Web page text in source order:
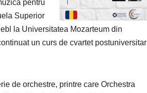
pentru
Superior
la Universitatea Mozarteum din
un curs de cvartet postuniversitar
de orchestre, printre care Orchestra